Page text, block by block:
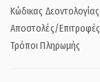
Κώδικας Δεοντολογίας
Αποστολές/Επιτροφές
Τρόποι Πληρωμής